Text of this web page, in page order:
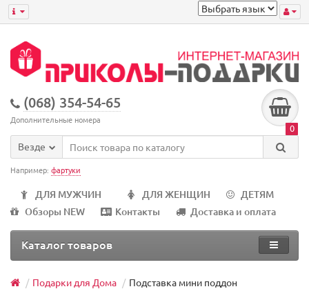
(068) 354-54-65
Дополнительные номера
0
Везде
Например: фартуки
ДЛЯ МУЖЧИН ДЛЯ ЖЕНЩИН
ДЕТЯМ
Обзоры NEW
Контакты Доставка и оплата
Каталог товаров
Подарки для Дома Подставка мини поддон